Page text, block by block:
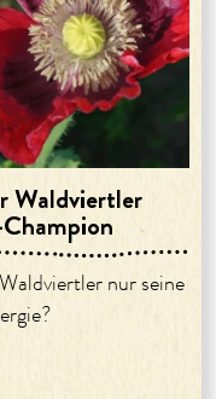
Waldviertler
nur seine